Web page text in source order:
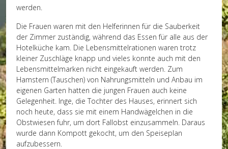
werden.
Die Frauen waren mit den Helferinnen für die Sauberkeit
der Zimmer zuständig, während das Essen für alle aus der
Hotelküche kam. Die Lebensmittelrationen waren trotz
kleiner Zuschläge knapp und vieles konnte auch mit den
Lebensmittelmarken nicht eingekauft werden. Zum
Hamstern (Tauschen) von Nahrungsmitteln und Anbau im
eigenen Garten hatten die jungen Frauen auch keine
Gelegenheit. Inge, die Tochter des Hauses, erinnert sich
noch heute, dass sie mit einem Handwägelchen in die
Obstwiesen fuhr, um dort Fallobst einzusammeln. Daraus
wurde dann Kompott gekocht, um den Speiseplan
aufzubessern.